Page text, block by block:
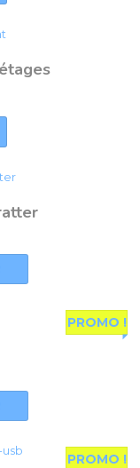
PROMO !
PROMO !